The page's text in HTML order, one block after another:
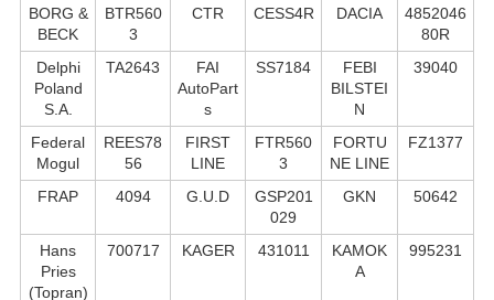
BORG &
BECK
BTR560
3
CTR CESS4R DACIA
4852046
80R
Delphi
Poland
S.А.
TA2643
FAI
AutoPart
s
SS7184
FEBI
BILSTEI
N
39040
Federal
Mogul
REES78
56
FIRST
LINE
FTR560
3
FORTU
NE LINE
FZ1377
FRAP 4094 G.U.D
GSP201
029
GKN 50642
Hans
Pries
(Topran)
700717 KAGER 431011
KAMOK
A
995231